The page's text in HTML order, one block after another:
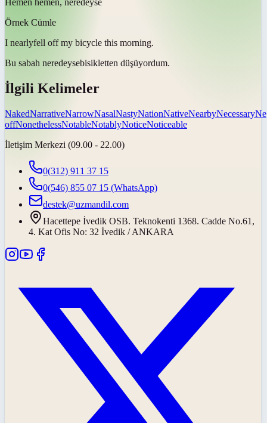
Örnek Cümle
I nearlyfell off my bicycle this morning.
Bu sabah neredeysebisikletten düşüyordum.
İlgili Kelimeler
NakedNarrativeNarrowNasalNastyNationNativeNearbyNecessary
offNonethelessNotableNotablyNoticeNoticeable
İletişim Merkezi (09.00 - 22.00)
0(312) 911 37 15
0(546) 855 07 15 (WhatsApp)
destek@uzmandil.com
Hacettepe İvedik OSB. Teknokenti 1368. Cadde No.61,
4. Kat Ofis No: 32 İvedik / ANKARA